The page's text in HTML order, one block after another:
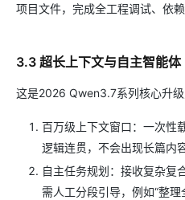
项目文件，完成全工程调试、依
3.3 超长上下文与自主智能
这是2026 Qwen3.7系列核心升级
百万级上下文窗口：一次性
逻辑连贯，不会出现长篇内
自主任务规划：接收复杂复
需人工分段引导，例如“整理